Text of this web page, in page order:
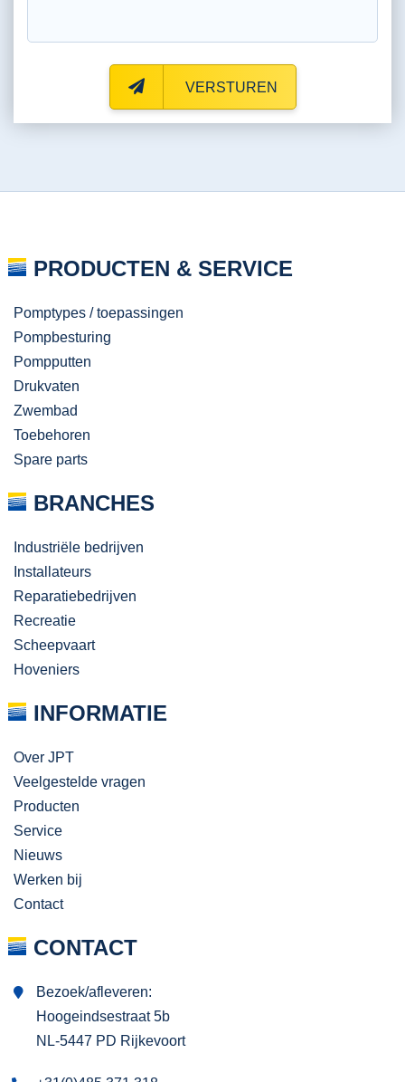
VERSTUREN
PRODUCTEN & SERVICE
Pomptypes / toepassingen
Pompbesturing
Pompputten
Drukvaten
Zwembad
Toebehoren
Spare parts
BRANCHES
Industriële bedrijven
Installateurs
Reparatiebedrijven
Recreatie
Scheepvaart
Hoveniers
INFORMATIE
Over JPT
Veelgestelde vragen
Producten
Service
Nieuws
Werken bij
Contact
CONTACT
Bezoek/afleveren:
Hoogeindsestraat 5b
NL-5447 PD Rijkevoort